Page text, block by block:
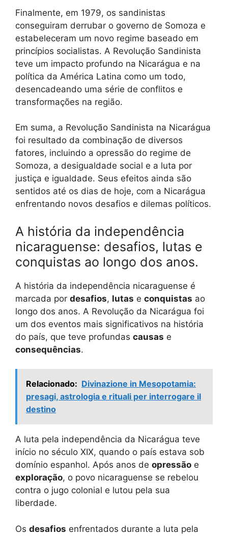
Finalmente, em 1979, os sandinistas
conseguiram derrubar o governo de Somoza e
estabeleceram um novo regime baseado em
princípios socialistas. A Revolução Sandinista
teve um impacto profundo na Nicarágua e na
política da América Latina como um todo,
desencadeando uma série de conflitos e
transformações na região.
Em suma, a Revolução Sandinista na Nicarágua
foi resultado da combinação de diversos
fatores, incluindo a opressão do regime de
Somoza, a desigualdade social e a luta por
justiça e igualdade. Seus efeitos ainda são
sentidos até os dias de hoje, com a Nicarágua
enfrentando novos desafios e dilemas políticos.
A história da independência
nicaraguense: desafios, lutas e
conquistas ao longo dos anos.
A história da independência nicaraguense é
marcada por desafios, lutas e conquistas ao
longo dos anos. A Revolução da Nicarágua foi
um dos eventos mais significativos na história
do país, que teve profundas causas e
consequências.
Relacionado: Divinazione in Mesopotamia:
presagi, astrologia e rituali per interrogare il
destino
A luta pela independência da Nicarágua teve
início no século XIX, quando o país estava sob
domínio espanhol. Após anos de opressão e
exploração, o povo nicaraguense se rebelou
contra o jugo colonial e lutou pela sua
liberdade.
Os desafios enfrentados durante a luta pela